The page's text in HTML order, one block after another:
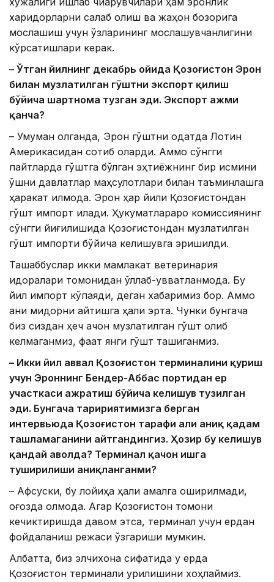
харидорларни сақлаб қолиш ва жаҳон бозорига
мослашиш учун ўзларининг мослашувчанлигини
кўрсатишлари керак.
– Ўтган йилнинг декабрь ойида Қозоғистон Эрон
билан музлатилган гўштни экспорт қилиш
бўйича шартнома тузган эди. Экспорт ҳажми
қанча?
– Умуман олганда, Эрон гўштни одатда Лотин
Америкасидан сотиб оларди. Аммо сўнгги
пайтларда гўштга бўлган эҳтиёжнинг бир қисмини
қўшни давлатлар маҳсулотлари билан таъминлашга
ҳаракат қилмоқда. Эрон ҳар йили Қозоғистондан
гўшт импорт қилади. Ҳукуматлараро комиссиянинг
сўнгги йиғилишида Қозоғистондан музлатилган
гўшт импорти бўйича келишувга эришилди.
Ташаббуслар икки мамлакат ветеринария
идоралари томонидан қўллаб-қувватланмоқда. Бу
йил импорт кўпаяди, деган хабаримиз бор. Аммо
аниқ миқдорни айтишга ҳали эрта. Чунки бунгача
биз сиздан ҳеч қачон музлатилган гўшт олиб
келмаганмиз, фақат янги гўшт ташиганмиз.
– Икки йил аввал Қозоғистон терминалини қуриш
учун Эроннинг Бендер-Аббас портидан ер
участкаси ажратиш бўйича келишув тузилган
эди. Бунгача таҳририятимизга берган
интервьюда Қозоғистон тарафи ҳали аниқ қадам
ташламаганини айтгандингиз. Ҳозир бу келишув
қандай аҳволда? Терминал қачон ишга
туширилиши аниқланганми?
– Афсуски, бу лойиҳа ҳали амалга оширилмади,
қоғозда қолмоқда. Агар Қозоғистон томони
кечиктиришда давом этса, терминал учун ердан
фойдаланиш режаси ўзгариши мумкин.
Албатта, биз элчихона сифатида у ерда
Қозоғистон терминали қурилишини хоҳлаймиз.